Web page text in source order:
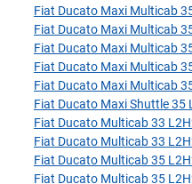
Fiat Ducato Maxi Multicab
Fiat Ducato Maxi Multicab
Fiat Ducato Maxi Multicab
Fiat Ducato Maxi Multicab
Fiat Ducato Maxi Multicab
Fiat Ducato Maxi Shuttle 35
Fiat Ducato Multicab 33
Fiat Ducato Multicab 33
Fiat Ducato Multicab 35
Fiat Ducato Multicab 35